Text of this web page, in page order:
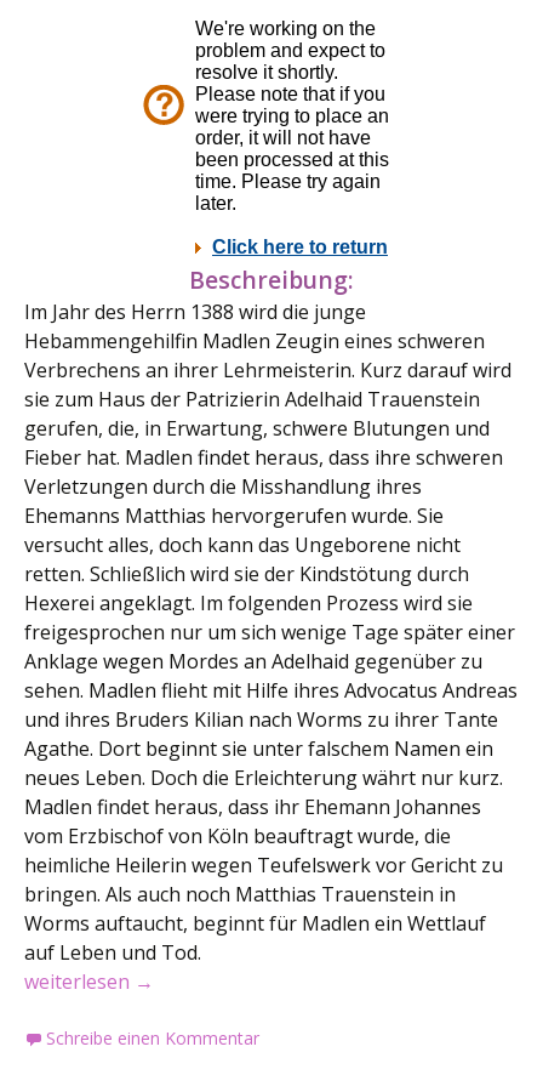
Beschreibung:
Im Jahr des Herrn 1388 wird die junge
Hebammengehilfin Madlen Zeugin eines schweren
Verbrechens an ihrer Lehrmeisterin. Kurz darauf wird
sie zum Haus der Patrizierin Adelhaid Trauenstein
gerufen, die, in Erwartung, schwere Blutungen und
Fieber hat. Madlen findet heraus, dass ihre schweren
Verletzungen durch die Misshandlung ihres
Ehemanns Matthias hervorgerufen wurde. Sie
versucht alles, doch kann das Ungeborene nicht
retten. Schließlich wird sie der Kindstötung durch
Hexerei angeklagt. Im folgenden Prozess wird sie
freigesprochen nur um sich wenige Tage später einer
Anklage wegen Mordes an Adelhaid gegenüber zu
sehen. Madlen flieht mit Hilfe ihres Advocatus Andreas
und ihres Bruders Kilian nach Worms zu ihrer Tante
Agathe. Dort beginnt sie unter falschem Namen ein
neues Leben. Doch die Erleichterung währt nur kurz.
Madlen findet heraus, dass ihr Ehemann Johannes
vom Erzbischof von Köln beauftragt wurde, die
heimliche Heilerin wegen Teufelswerk vor Gericht zu
bringen. Als auch noch Matthias Trauenstein in
Worms auftaucht, beginnt für Madlen ein Wettlauf
auf Leben und Tod.
Buchvorstellung: Die heimliche Heilerin
weiterlesen →
Schreibe einen Kommentar